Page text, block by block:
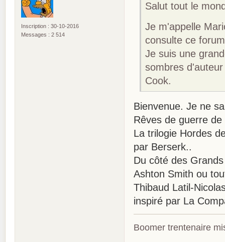
Inscription : 30-10-2016
Messages : 2 514
Salut tout le
Je m'appelle
consulte ce
Je suis une
sombres
Cook.
Bienvenue. Je ne
Rêves de guerre
La trilogie Hordes
par Berserk..
Du côté des
Ashton Smith ou
Thibaud Latil-
inspiré par La
Boomer trentenaire